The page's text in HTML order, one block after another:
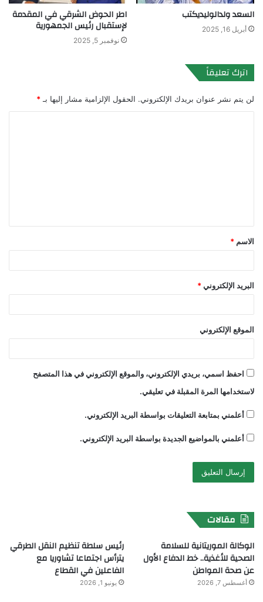
السعد ولدالوليديكتب
أبريل 16, 2025
اطر الحوض الشرقي في المقدمة
لإستقبال رئيس الجمهورية
نوفمبر 5, 2025
اترك تعليقاً
لن يتم نشر عنوان بريدك الإلكتروني. الحقول الإلزامية مشار إليها بـ *
ق
*
الاسم *
البريد الإلكتروني *
الموقع الإلكتروني
احفظ اسمي، بريدي الإلكتروني، والموقع الإلكتروني في هذا المتصفح
لاستخدامها المرة المقبلة في تعليقي.
أعلمني بمتابعة التعليقات بواسطة البريد الإلكتروني.
أعلمني بالمواضيع الجديدة بواسطة البريد الإلكتروني.
مقالات
الوكالة الموريتانية للسلامة
الصحية للأغذية.. خط الدفاع الأول
عن صحة المواطن
أغسطس 7, 2026
رئيس سلطة تنظيم النقل الطرقي
يترأس اجتماعا تشاوريا مع
الفاعلين في القطاع
يونيو 1, 2026